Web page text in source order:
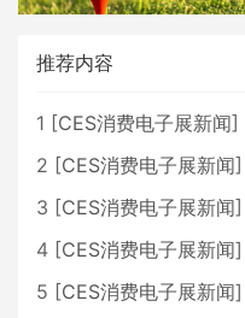
推荐内容
1 [CES消费电子展新闻]
2 [CES消费电子展新闻]
3 [CES消费电子展新闻]
4 [CES消费电子展新闻]
5 [CES消费电子展新闻]